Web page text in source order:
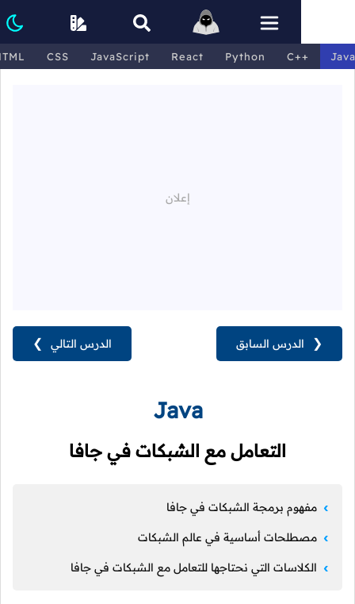
HTML CSS JavaScript React Python C++
الدرس التالي ❯ الدرس السابق
Java
التعامل مع الشبكات في جافا
مفهوم برمجة الشبكات في جافا
مصطلحات أساسية في عالم الشبكات
الكلاسات التي نحتاجها للتعامل مع الشبكات في جافا